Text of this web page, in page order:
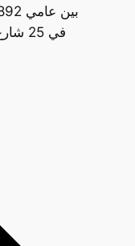
في